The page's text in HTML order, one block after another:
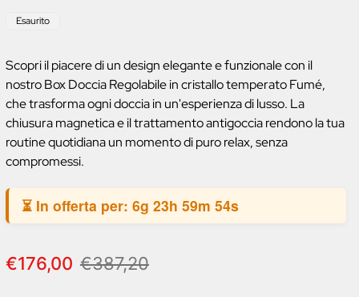
Etichetta
Esaurito
Scopri il piacere di un design elegante e funzionale con il
nostro Box Doccia Regolabile in cristallo temperato Fumé,
che trasforma ogni doccia in un'esperienza di lusso. La
chiusura magnetica e il trattamento antigoccia rendono la tua
routine quotidiana un momento di puro relax, senza
compromessi.
⏳ In offerta per: 6g 23h 59m 53s
P
€176,00 P
€387,20